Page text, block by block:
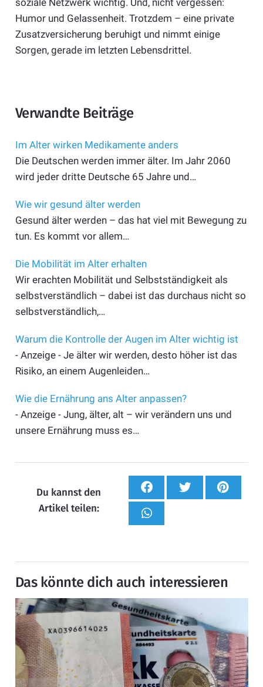
soziale Netzwerk wichtig. Und, nicht vergessen:
Humor und Gelassenheit. Trotzdem – eine private
Zusatzversicherung beruhigt und nimmt einige
Sorgen, gerade im letzten Lebensdrittel.
Verwandte Beiträge
Im Alter wirken Medikamente anders
Die Deutschen werden immer älter. Im Jahr 2060
wird jeder dritte Deutsche 65 Jahre und…
Wie wir gesund älter werden
Gesund älter werden – das hat viel mit Bewegung zu
tun. Es kommt vor allem…
Die Mobilität im Alter erhalten
Wir erachten Mobilität und Selbstständigkeit als
selbstverständlich – dabei ist das durchaus nicht so
selbstverständlich,…
Warum die Kontrolle der Augen im Alter wichtig ist
- Anzeige - Je älter wir werden, desto höher ist das
Risiko, an einem Augenleiden…
Wie die Ernährung ans Alter anpassen?
- Anzeige - Jung, älter, alt – wir verändern uns und
unsere Ernährung muss es…
Du kannst den
Artikel teilen:
Das könnte dich auch interessieren